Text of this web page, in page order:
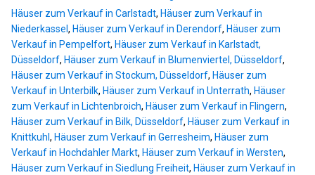
Häuser zum Verkauf in Carlstadt, Häuser zum Verkauf in
Niederkassel , Häuser zum Verkauf in Derendorf, Häuser zum
Verkauf in Pempelfort, Häuser zum Verkauf in Karlstadt,
Düsseldorf, Häuser zum Verkauf in Blumenviertel, Düsseldorf,
Häuser zum Verkauf in Stockum, Düsseldorf, Häuser zum
Verkauf in Unterbilk, Häuser zum Verkauf in Unterrath, Häuser
zum Verkauf in Lichtenbroich, Häuser zum Verkauf in Flingern,
Häuser zum Verkauf in Bilk, Düsseldorf, Häuser zum Verkauf in
Knittkuhl , Häuser zum Verkauf in Gerresheim, Häuser zum
Verkauf in Hochdahler Markt, Häuser zum Verkauf in Wersten,
Häuser zum Verkauf in Siedlung Freiheit, Häuser zum Verkauf in